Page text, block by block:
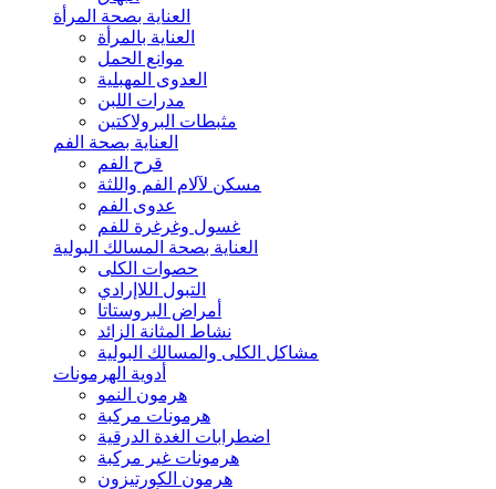
العناية بصحة المرأة
العناية بالمرأة
موانع الحمل
العدوى المهبلية
مدرات اللبن
مثبطات البرولاكتين
العناية بصحة الفم
قرح الفم
مسكن لآلام الفم واللثة
عدوى الفم
غسول وغرغرة للفم
العناية بصحة المسالك البولية
حصوات الكلى
التبول اللاإرادي
أمراض البروستاتا
نشاط المثانة الزائد
مشاكل الكلى والمسالك البولية
أدوية الهرمونات
هرمون النمو
هرمونات مركبة
اضطرابات الغدة الدرقية
هرمونات غير مركبة
هرمون الكورتيزون